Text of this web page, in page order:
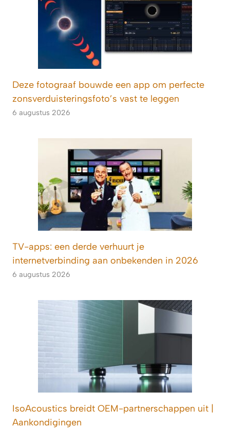
Deze fotograaf bouwde een app om perfecte
zonsverduisteringsfoto’s vast te leggen
6 augustus 2026
TV-apps: een derde verhuurt je
internetverbinding aan onbekenden in 2026
6 augustus 2026
IsoAcoustics breidt OEM-partnerschappen uit |
Aankondigingen